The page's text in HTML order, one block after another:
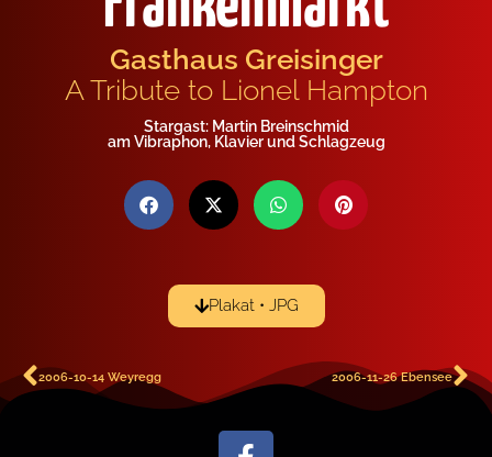
Gasthaus Greisinger
A Tribute to Lionel Hampton
Stargast: Martin Breinschmid
am Vibraphon, Klavier und Schlagzeug
Plakat • JPG
2006-10-14 Weyregg 2006-11-26 Ebensee